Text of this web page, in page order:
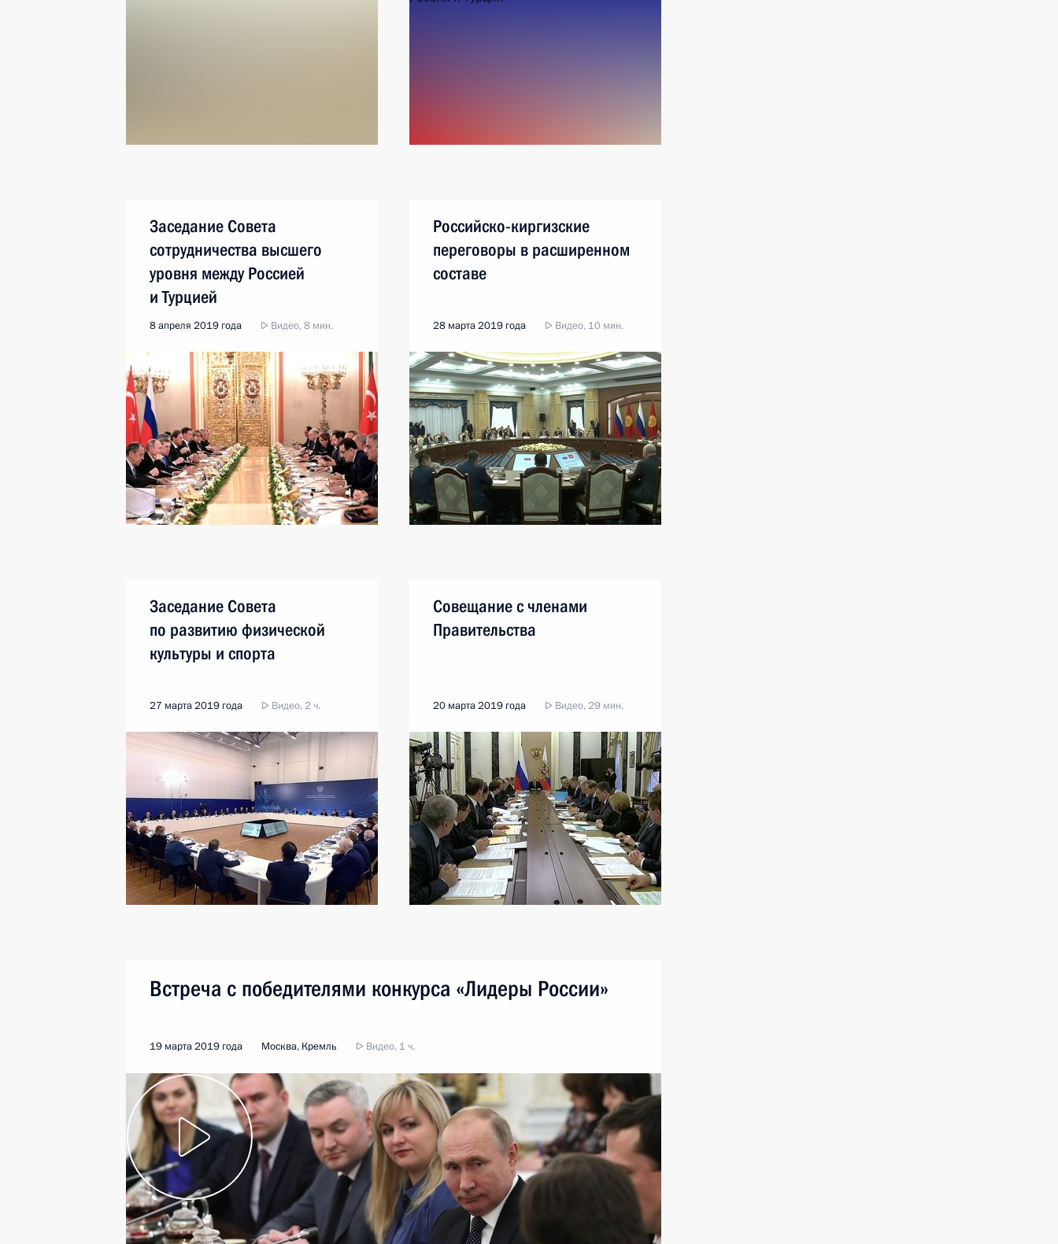
Заседание Совета
сотрудничества высшего
уровня между Россией
и Турцией
8 апреля 2019 года Видео, 8 мин.
Российско-киргизские
переговоры в расширенном
составе
28 марта 2019 года Видео, 10 мин.
Заседание Совета
по развитию физической
культуры и спорта
27 марта 2019 года Видео, 2 ч.
Совещание с членами
Правительства
20 марта 2019 года Видео, 29 мин.
Встреча с победителями конкурса «Лидеры России»
19 марта 2019 года Москва, Кремль Видео, 1 ч.